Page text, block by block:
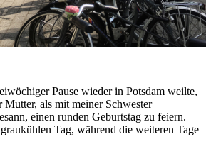
Pause wieder in Potsdam weilte,
als mit meiner Schwester
einen runden Geburtstag zu feiern.
Tag, während die weiteren Tage